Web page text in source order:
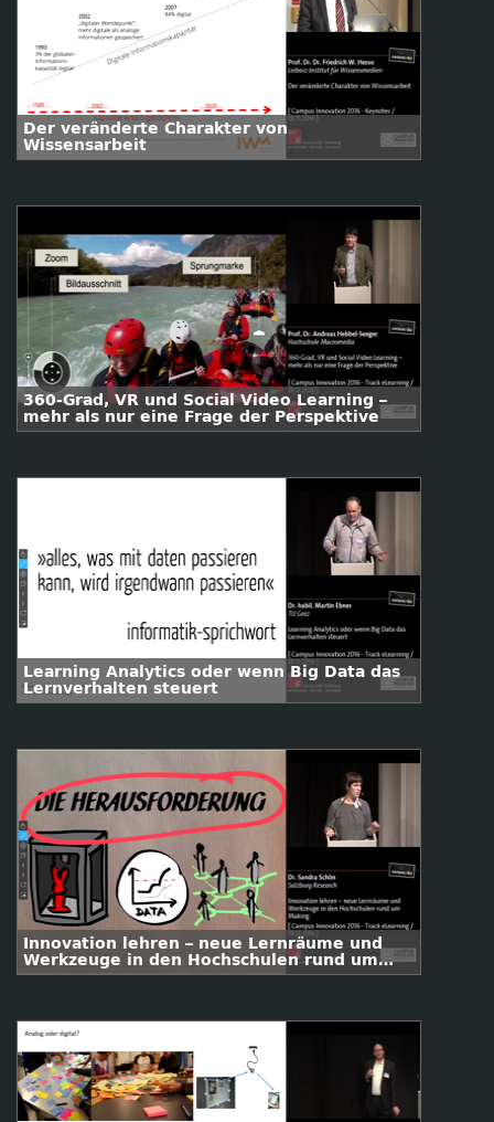
Der veränderte Charakter von
Wissensarbeit
360-Grad, VR und Social Video Learning –
mehr als nur eine Frage der Perspektive
Learning Analytics oder wenn Big Data das
Lernverhalten steuert
Innovation lehren – neue Lernräume und
Werkzeuge in den Hochschulen rund um
Making